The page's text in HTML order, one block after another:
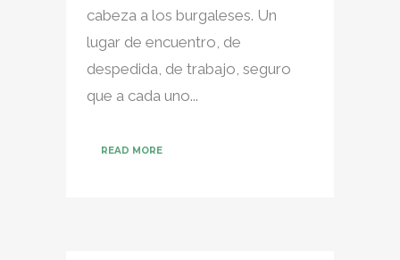
cabeza a los burgaleses. Un
lugar de encuentro, de
despedida, de trabajo, seguro
que a cada uno...
READ MORE